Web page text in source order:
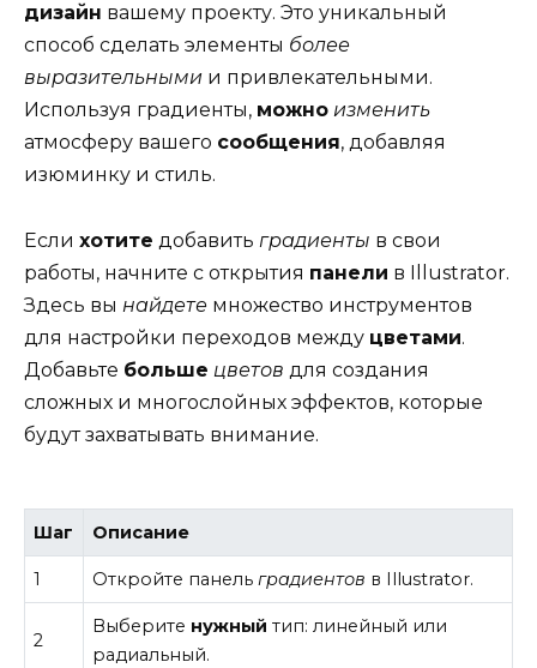
дизайн вашему проекту. Это уникальный
способ сделать элементы более
выразительными и привлекательными.
Используя градиенты, можно изменить
атмосферу вашего сообщения, добавляя
изюминку и стиль.
Если хотите добавить градиенты в свои
работы, начните с открытия панели в Illustrator.
Здесь вы найдете множество инструментов
для настройки переходов между цветами.
Добавьте больше цветов для создания
сложных и многослойных эффектов, которые
будут захватывать внимание.
Шаг Описание
1 Откройте панельградиентов в Illustrator.
2
Выберите нужный тип: линейный или
радиальный.